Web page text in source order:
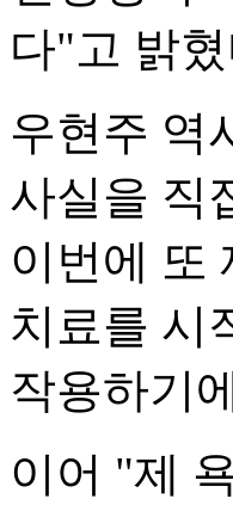
다"고 밝
우현주 역
사실을 직
이번에 또
치료를 시
작용하기
이어 "제